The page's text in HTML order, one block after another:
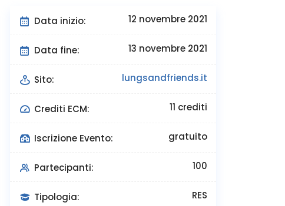
Data inizio: 12 novembre 2021
Data fine: 13 novembre 2021
Sito: lungsandfriends.it
Crediti ECM: 11 crediti
Iscrizione Evento: gratuito
Partecipanti: 100
Tipologia: RES